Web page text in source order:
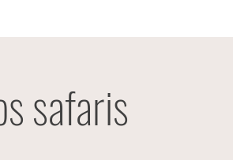
safaris